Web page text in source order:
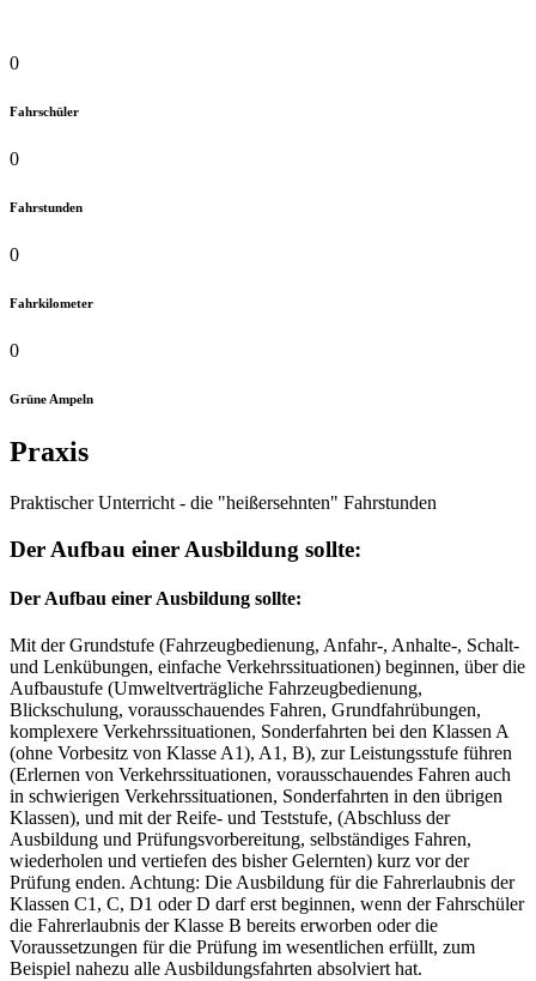
0
Fahrschüler
0
Fahrstunden
0
Fahrkilometer
0
Grüne Ampeln
Praxis
Praktischer Unterricht - die "heißersehnten" Fahrstunden
Der Aufbau einer Ausbildung sollte:
Der Aufbau einer Ausbildung sollte:
Mit der Grundstufe (Fahrzeugbedienung, Anfahr-, Anhalte-, Schalt-
und Lenkübungen, einfache Verkehrssituationen) beginnen, über die
Aufbaustufe (Umweltverträgliche Fahrzeugbedienung,
Blickschulung, vorausschauendes Fahren, Grundfahrübungen,
komplexere Verkehrssituationen, Sonderfahrten bei den Klassen A
(ohne Vorbesitz von Klasse A1), A1, B), zur Leistungsstufe führen
(Erlernen von Verkehrssituationen, vorausschauendes Fahren auch
in schwierigen Verkehrssituationen, Sonderfahrten in den übrigen
Klassen), und mit der Reife- und Teststufe, (Abschluss der
Ausbildung und Prüfungsvorbereitung, selbständiges Fahren,
wiederholen und vertiefen des bisher Gelernten) kurz vor der
Prüfung enden. Achtung: Die Ausbildung für die Fahrerlaubnis der
Klassen C1, C, D1 oder D darf erst beginnen, wenn der Fahrschüler
die Fahrerlaubnis der Klasse B bereits erworben oder die
Voraussetzungen für die Prüfung im wesentlichen erfüllt, zum
Beispiel nahezu alle Ausbildungsfahrten absolviert hat.